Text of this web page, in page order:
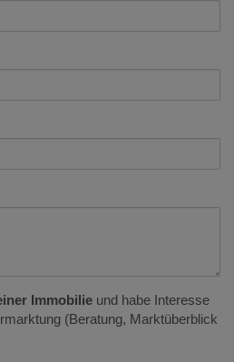
Immobilie und habe Interesse
(Beratung, Marktüberblick